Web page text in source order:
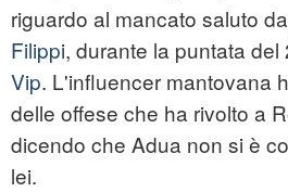
riguardo al mancato saluto
Filippi, durante la puntata
Vip. L'influencer mantovana
delle offese che ha rivolto a
dicendo che Adua non si è
lei.